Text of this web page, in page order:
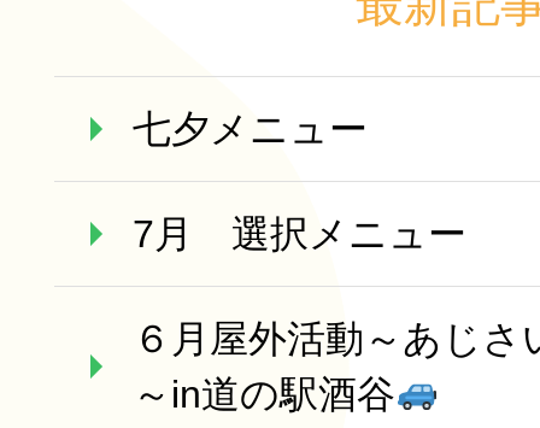
七夕メニュー
7月 選択メニュー
６月屋外活動～あじ
～in道の駅酒谷